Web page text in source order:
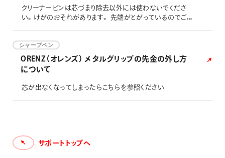
クリーナーピンは芯づまり除去以外には使わないでくださ
い。けがのおそれがあります。 先端がとがっているのでご注
児の手の届かないところにおいてください。 芯づまり解消の
ためにペン先を分解する際は、細かい部品の紛失にご注意く
ださい。
シャープペン
ORENZ（オレンズ） メタルグリップの先金の外し方
について
芯が出なくなってしまったらこちらを参照ください
サポートトップへ